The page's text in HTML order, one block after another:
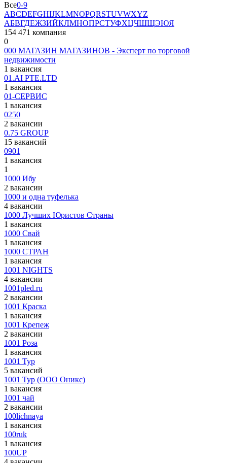
Все0-9
ABCDEFGHIJKLMNOPQRSTUVWXYZ
АБВГДЕЖЗИЙКЛМНОПРСТУФХЦЧШЩЭЮЯ
154 471 компания
0
000 МАГАЗИН МАГАЗИНОВ - Эксперт по торговой
недвижимости
1 вакансия
01.AI PTE.LTD
1 вакансия
01-СЕРВИС
1 вакансия
0250
2 вакансии
0.75 GROUP
15 вакансий
0901
1 вакансия
1
1000 Ибу
2 вакансии
1000 и одна туфелька
4 вакансии
1000 Лучших Юристов Страны
1 вакансия
1000 Свай
1 вакансия
1000 СТРАН
1 вакансия
1001 NIGHTS
4 вакансии
1001pled.ru
2 вакансии
1001 Краска
1 вакансия
1001 Крепеж
2 вакансии
1001 Роза
1 вакансия
1001 Тур
5 вакансий
1001 Тур (ООО Оникс)
1 вакансия
1001 чай
2 вакансии
100lichnaya
1 вакансия
100ruk
1 вакансия
100UP